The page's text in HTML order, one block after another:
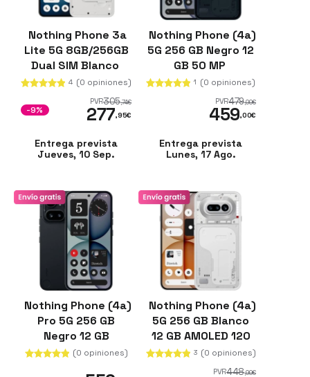
Nothing Phone 3a
Lite 5G 8GB/256GB
Dual SIM Blanco
4 (0 opiniones)
PVR305,74€
277,95€
-9%
Entrega prevista
Jueves, 10 Sep.
Nothing Phone (4a)
5G 256 GB Negro 12
GB 50 MP
1 (0 opiniones)
PVR479,00€
459,00€
Entrega prevista
Lunes, 17 Ago.
Nothing Phone (4a)
Pro 5G 256 GB
Negro 12 GB
Cámara Periscópica
(0 opiniones)
Nothing Phone (4a)
5G 256 GB Blanco
12 GB AMOLED 120
Hz
3 (0 opiniones)
PVR448,99€